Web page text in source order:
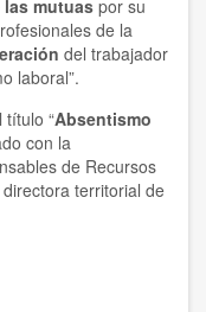
mutuas por su
de la
del trabajador
laboral”.
título “Absentismo
con la
de Recursos
territorial de